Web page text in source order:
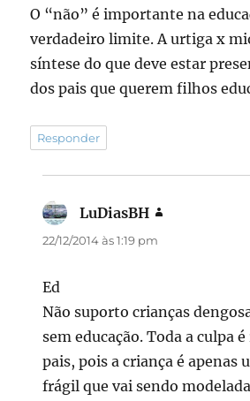
O “não” é importante na
verdadeiro limite. A urtiga x
síntese do que deve estar
dos pais que querem filhos
Responder
LuDiasBH
22/12/2014 às 1:19 pm
Ed
Não suporto crianças
sem educação. Toda a culpa
pais, pois a criança é apenas
frágil que vai sendo